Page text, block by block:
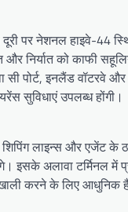
दूरी पर नेशनल हाइवे-
को काफी
पोर्ट, इनलैंड वॉटरवे और
सुविधाएं उपलब्ध होंगी।
लाइन्स और एजेंट के
अलावा टर्मिनल में
करने के लिए आधुनिक